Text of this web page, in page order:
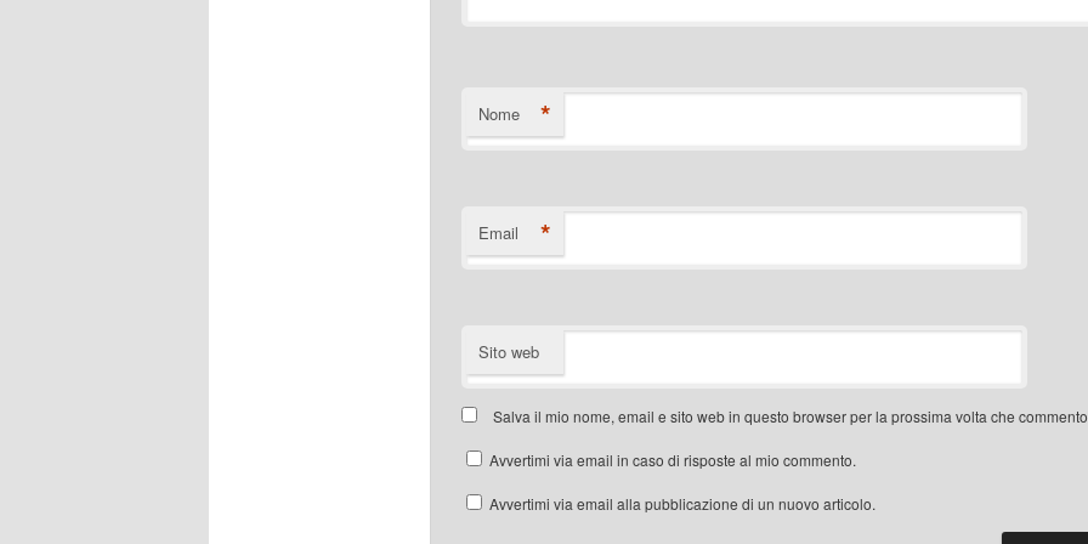
Nome *
Email *
Sito web
Salva il mio nome, email e sito web in questo browser per la prossima volta che
Avvertimi via email in caso di risposte al mio commento.
Avvertimi via email alla pubblicazione di un nuovo articolo.